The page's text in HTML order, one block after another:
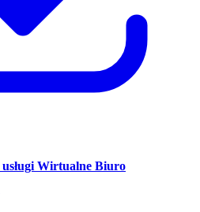
Wirtualne Biuro